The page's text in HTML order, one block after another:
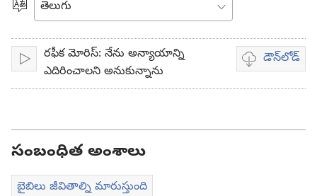
చేయి
భాష
ఎంచుకోండి
ప్లే
రఫీక మోరిస్: నేను అన్యాయాన్ని
ఎదిరించాలని అనుకున్నాను
డౌన్‌లోడ్‌
వీడియో
డౌన్‌లోడ్‌
సంబంధిత అంశాలు
బైబిలు జీవితాల్ని మారుస్తుంది